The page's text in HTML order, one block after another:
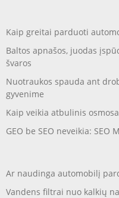
Kaip greitai parduoti
Baltos apnašos, juodas
švaros
Nuotraukos spauda ant
gyvenime
Kaip veikia atbulinis
GEO be SEO neveikia: SEO
Ar naudinga automobilį
Vandens filtrai nuo kalkių